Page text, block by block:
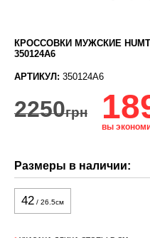
КРОССОВКИ МУЖСКИЕ
350124A6
АРТИКУЛ: 350124A6
2250грн
вы
Размеры в наличии:
42 / 26.5см